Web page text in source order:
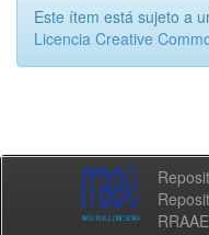
Este ítem está sujeto a
Licencia Creative
RRAAE